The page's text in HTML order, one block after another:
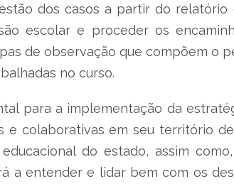
dos casos a partir do relatório
escolar e proceder os
de observação que compõem o
no curso.
para a implementação da
e colaborativas em seu território
do estado, assim
a entender e lidar bem com os